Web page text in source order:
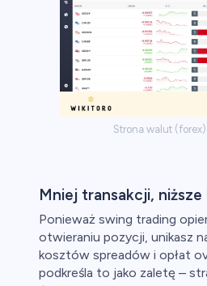
Strona walut
Mniej transakcji,
Ponieważ swing trading
otwieraniu pozycji, unikasz
kosztów spreadów i opłat
podkreśla to jako zaletę –